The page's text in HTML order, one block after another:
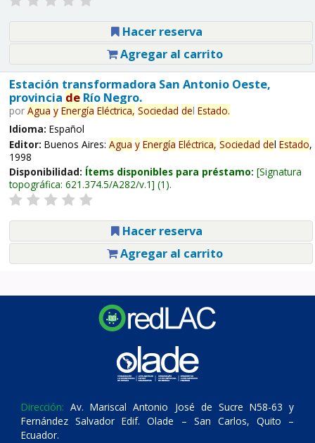
Hacer reserva
Agregar al carrito
Estación transformadora San Antonio Oeste,
provincia deRío Negro.
por Agua y Energía Eléctrica, Sociedad del Estado.
Idioma: Español
Editor: Buenos Aires: Agua y Energía Eléctrica, Sociedad del Estado,
1998
Disponibilidad: Ítems disponibles para préstamo: Signatura
topográfica: 621.374.5/A282/v.1 (1).
Hacer reserva
Agregar al carrito
Dirección: Av. Mariscal Antonio José de Sucre N58-63 y
Fernández Salvador Edif. Olade – San Carlos, Quito –
Ecuador.